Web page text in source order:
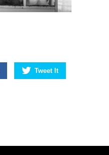
Tweet It